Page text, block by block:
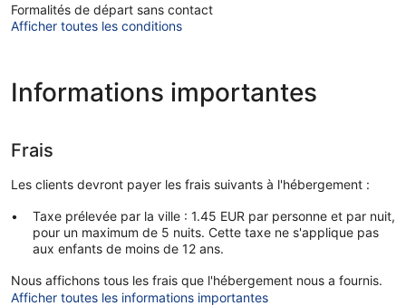
Formalités de départ sans contact
Afficher toutes les conditions
Informations importantes
Frais
Les clients devront payer les frais suivants à l'hébergement :
Taxe prélevée par la ville : 1.45 EUR par personne et par nuit,
pour un maximum de 5 nuits. Cette taxe ne s'applique pas
aux enfants de moins de 12 ans.
Nous affichons tous les frais que l'hébergement nous a fournis.
Afficher toutes les informations importantes